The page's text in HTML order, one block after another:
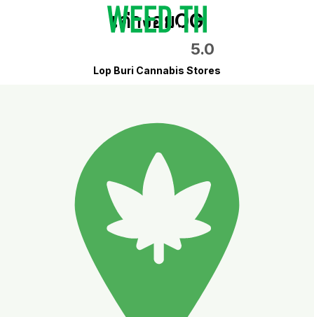
เต่างอยOG
5.0
Lop Buri Cannabis Stores